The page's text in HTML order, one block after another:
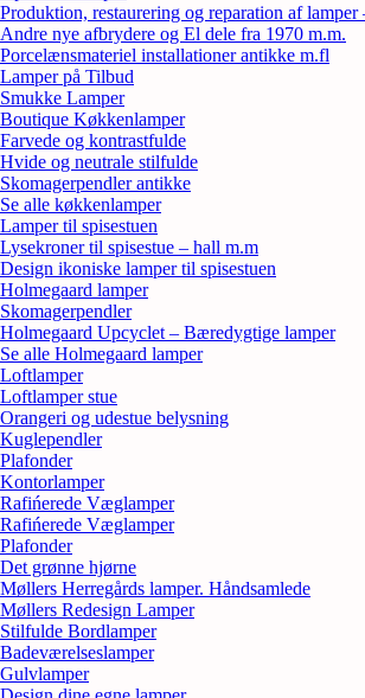
Produktion, restaurering og reparation af
Andre nye afbrydere og El dele fra 1970 m.m.
Porcelænsmateriel installationer antikke m.fl
Lamper på Tilbud
Smukke Lamper
Boutique Køkkenlamper
Farvede og kontrastfulde
Hvide og neutrale stilfulde
Skomagerpendler antikke
Se alle køkkenlamper
Lamper til spisestuen
Lysekroner til spisestue – hall m.m
Design ikoniske lamper til spisestuen
Holmegaard lamper
Skomagerpendler
Holmegaard Upcyclet – Bæredygtige lamper
Se alle Holmegaard lamper
Loftlamper
Loftlamper stue
Orangeri og udestue belysning
Kuglependler
Plafonder
Kontorlamper
Rafińerede Væglamper
Rafińerede Væglamper
Plafonder
Det grønne hjørne
Møllers Herregårds lamper. Håndsamlede
Møllers Redesign Lamper
Stilfulde Bordlamper
Badeværelseslamper
Gulvlamper